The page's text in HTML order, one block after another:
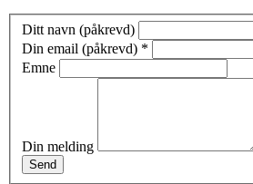
Ditt navn (påkrevd)
Din email (påkrevd) *
Emne
Din melding
Send